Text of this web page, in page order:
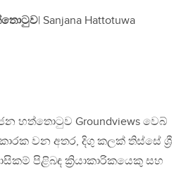
| Sanjana Hattotuwa
හත්තොටුව Groundviews වෙබ්
වන අතර, දිගු කලක් තිස්සේ ශ්‍රී
පිළිබඳ ක්‍රියාකාරිකයෙකු සහ